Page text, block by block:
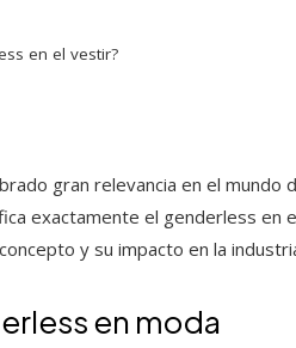
en el vestir?
gran relevancia en el mundo
exactamente el genderless en
y su impacto en la
en moda